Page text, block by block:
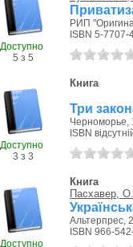
Доступно
5 з 5
РИП
ISBN 5-7707-
Доступно
3 з 3
Книга
Три
Черноморье,
ISBN
Доступно
Книга
Пасхавер,
Альтерпрес,
ISBN 966-